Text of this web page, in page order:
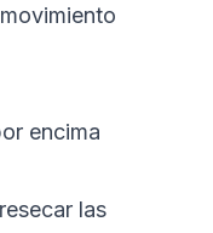
encima
las